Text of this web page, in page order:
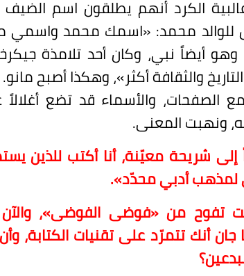
الكرد أنهم يطلقون اسم الضيف
محمد: «اسمك محمد واسمي
أيضاً نبي، وكان أحد تلامذة
والثقافة أكثر»، وهكذا أصبح مانو.
الصفحات، والأسماء قد تضع
ونهبت المعنى.
شريحة معيّنة، أنا أكتب للذين
لمذهب أدبي محدّد».
تفوح من «فوضى الفوضى»،
أنك تتمرّد على تقنيات الكتابة،